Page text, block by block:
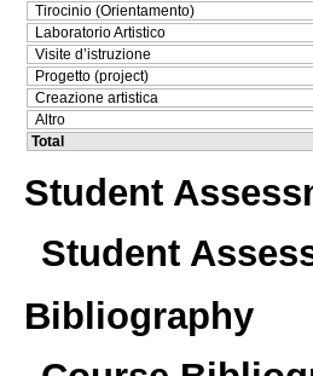
Tirocinio (Orientamento)
Laboratorio Artistico
Visite d’istruzione
Progetto (project)
Creazione artistica
Altro
Total
Student
Student
Bibliography